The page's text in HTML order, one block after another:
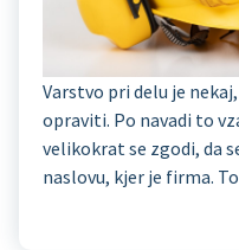
Varstvo pri delu je
opraviti. Po navadi to
velikokrat se zgodi, da
naslovu, kjer je firma.